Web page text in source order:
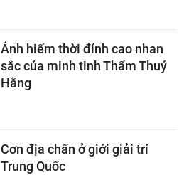
Ảnh hiếm thời đỉnh cao nhan
sắc của minh tinh Thẩm Thuý
Hằng
Cơn địa chấn ở giới giải trí
Trung Quốc